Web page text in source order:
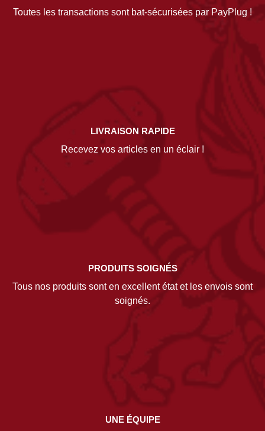
Toutes les transactions sont bat-sécurisées par PayPlug !
LIVRAISON RAPIDE
Recevez vos articles en un éclair !
PRODUITS SOIGNÉS
Tous nos produits sont en excellent état et les envois sont
soignés.
UNE ÉQUIPE